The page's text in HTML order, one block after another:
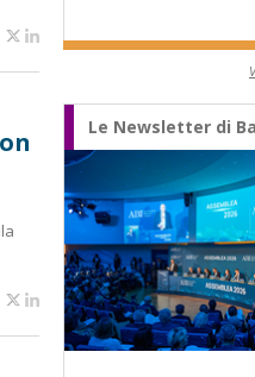
Le Newsletter di